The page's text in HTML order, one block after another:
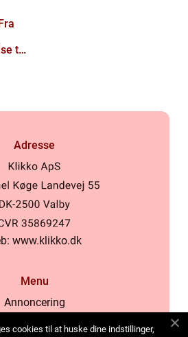
til
Adresse
www.klikko.dk
Menu
Annoncering
cookies til at huske dine indstillinger,